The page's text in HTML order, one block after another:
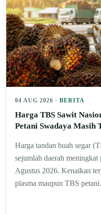
04 AUG 2026 ·BERITA
Harga TBS Sawit
Petani Swadaya Masih
Harga tandan buah segar
sejumlah daerah
Agustus 2026. Kenaikan
plasma maupun TBS